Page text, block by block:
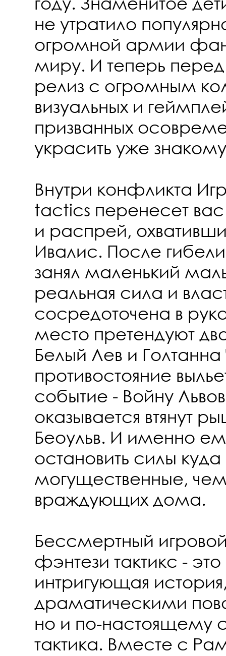
не утратило
огромной армии
миру. И теперь
релиз с огромным
визуальных и
призванных
украсить уже
Внутри конфликта
tactics перенесет
и распрей,
Ивалис. После
занял маленький
реальная сила и
сосредоточена в
место претендуют
Белый Лев и
противостояние
событие - Войну
оказывается втянут
Беоульв. И именно
остановить силы
могущественные,
враждующих дома.
Бессмертный
фэнтези тактикс - это
интригующая
драматическими
но и по-настоящему
тактика. Вместе с